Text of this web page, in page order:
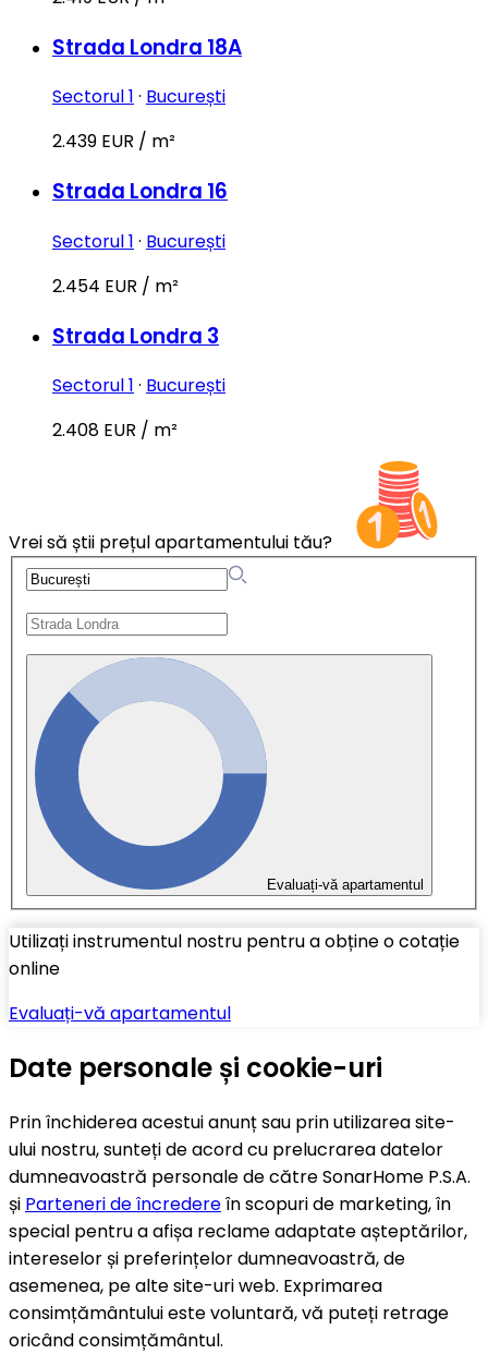
Strada Londra 18A
Sectorul 1 · București
2.439 EUR / m²
Strada Londra 16
Sectorul 1 · București
2.454 EUR / m²
Strada Londra 3
Sectorul 1 · București
2.408 EUR / m²
Vrei să știi prețul apartamentului tău?
Evaluați-vă apartamentul
Utilizați instrumentul nostru pentru a obține o cotație
online
Evaluați-vă apartamentul
Date personale și cookie-uri
Prin închiderea acestui anunț sau prin utilizarea site-
ului nostru, sunteți de acord cu prelucrarea datelor
dumneavoastră personale de către SonarHome P.S.A.
și Parteneri de încredereîn scopuri de marketing, în
special pentru a afișa reclame adaptate așteptărilor,
intereselor și preferințelor dumneavoastră, de
asemenea, pe alte site-uri web. Exprimarea
consimțământului este voluntară, vă puteți retrage
oricând consimțământul.